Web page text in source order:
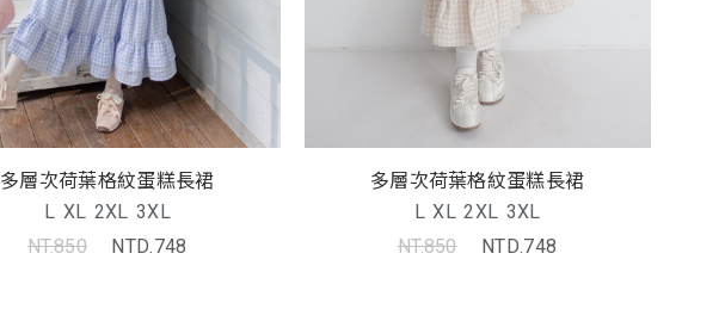
多層次荷葉格紋蛋糕長裙
L XL 2XL 3XL
NT.850
NTD.748
多層次荷葉格紋蛋糕長裙
L XL 2XL 3XL
NT.850
NTD.748